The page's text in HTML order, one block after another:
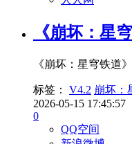
《崩坏：星
《崩坏：星穹铁道
标签： V4.2 崩坏：
2026-05-15 17:45:57
0
QQ空间